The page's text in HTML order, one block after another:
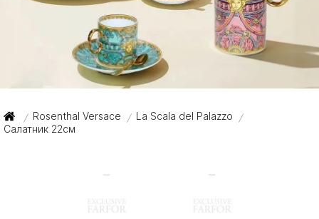
/ Rosenthal Versace / La Scala del Palazzo /
Салатник 22см